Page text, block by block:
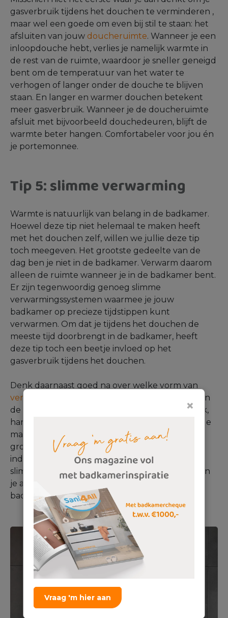
×
Vraag 'm hier aan
gasverbruik tijdens het douchen te verminderen ,
maar wel een goede om even bij stil te staan: het
afsluiten van jouw doucheruimte. Wanneer je een
inloopdouche hebt, verlies je namelijk warmte in
de rest van de ruimte, waardoor je sneller geneigd
bent om de temperatuur van het water te
verhogen of langer onder de douche te blijven
staan. En langer en warmer douchen betekent
meer gasverbruik. Wanneer je de doucheruimte
afsluit met bijvoorbeeld douchedeuren, blijft de
warmte beter hangen. Comfortabeler voor jou én
je portemonnee.
Tip 5: slimme verwarming
Warmte is natuurlijk van belang in de badkamer.
Hoewel deze tip niet helemaal te maken heeft
met het douchen zelf, willen we jullie deze tip
toch meegeven. Het grootste gedeelte van de
dag ben je niet in de badkamer. Verwarm daarom
alleen de ruimte wanneer je in de badkamer bent.
Er zijn tegenwoordig genoeg slimme
verwarmingssystemen waarmee je jouw
badkamer op precieze tijdstippen kunt
verwarmen. Om dat je tijdens het douchen de
meeste tijd doorbrengt in de badkamer, heeft
deze tip toch een beetje invloed op het
gasverbruik tijdens het douchen.
Denk daarnaast goed na over welke vorm van
verwarming
je in de badkamer plaatst. Wat hierin
de verstandigste keuze is voor jouw gasverbruik,
hangt af van verschillende factoren. Denk aan de
mate waarin de badkamer gebruikt wordt, de
grootte van de badkamer of bijvoorbeeld de
indeling. Zo is vaak elektrische verwarming een
slimme keuze. Onze badkameradviseurs kunnen
je alles vertellen over welke keuzes voor jouw
badkamer de beste zijn.